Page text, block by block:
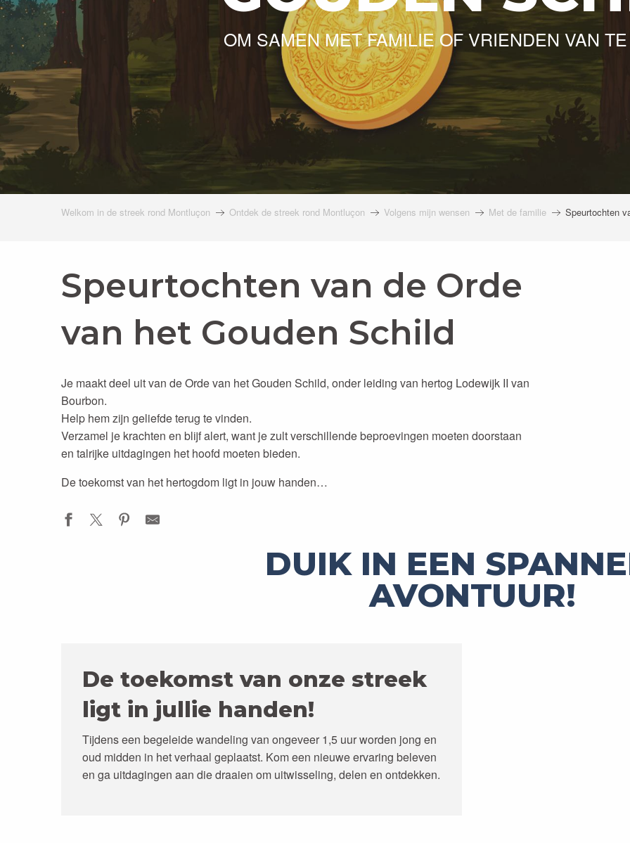
OM SAMEN MET FAMILIE OF VRIENDEN VAN
Welkom in de streek rond Montluçon Ontdek de streek rond Montluçon Volgens mijn wensen Met de familie Speurtochten
Speurtochten van de Orde
van het Gouden Schild
Je maakt deel uit van de Orde van het Gouden Schild, onder leiding van hertog Lodewijk II van
Bourbon.
Help hem zijn geliefde terug te vinden.
Verzamel je krachten en blijf alert, want je zult verschillende beproevingen moeten doorstaan
en talrijke uitdagingen het hoofd moeten bieden.
De toekomst van het hertogdom ligt in jouw handen…
DUIK IN EEN
AVONTUUR!
De toekomst van onze streek
ligt in jullie handen!
Tijdens een begeleide wandeling van ongeveer 1,5 uur worden jong en
oud midden in het verhaal geplaatst. Kom een nieuwe ervaring beleven
en ga uitdagingen aan die draaien om uitwisseling, delen en ontdekken.